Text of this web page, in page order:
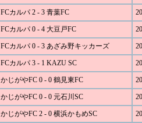
FCカルパ 2 - 3 青葉FC
FCカルパ 0 - 4 大豆戸FC
FCカルパ 0 - 3 あざみ野キッカーズ
FCカルパ 3 - 1 KAZU SC
かじがやFC 0 - 0 鶴見東FC
かじがやFC 0 - 0 元石川SC
かじがやFC 2 - 0 横浜かもめSC